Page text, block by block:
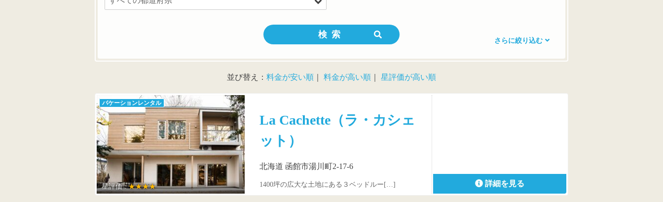
さらに絞り込む
並び替え： 料金が安い順 料金が高い順 星評価が高い順
バケーションレンタル
星評価 :★★★★
La Cachette（ラ・カシェ
ット）
北海道 函館市湯川町2-17-6
1400坪の広大な土地にある３ベッドルー[…] 詳細を見る